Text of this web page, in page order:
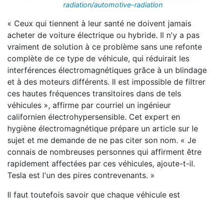
radiation/automotive-radiation
« Ceux qui tiennent à leur santé ne doivent jamais
acheter de voiture électrique ou hybride. Il n'y a pas
vraiment de solution à ce problème sans une refonte
complète de ce type de véhicule, qui réduirait les
interférences électromagnétiques grâce à un blindage
et à des moteurs différents. Il est impossible de filtrer
ces hautes fréquences transitoires dans de tels
véhicules », affirme par courriel un ingénieur
californien électrohypersensible. Cet expert en
hygiène électromagnétique prépare un article sur le
sujet et me demande de ne pas citer son nom. « Je
connais de nombreuses personnes qui affirment être
rapidement affectées par ces véhicules, ajoute-t-il.
Tesla est l'un des pires contrevenants. »
Il faut toutefois savoir que chaque véhicule est